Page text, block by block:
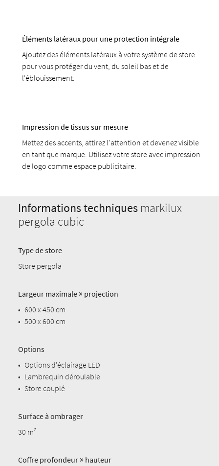
Éléments latéraux pour une protection intégrale
Ajoutez des éléments latéraux à votre système de store
pour vous protéger du vent, du soleil bas et de
l'éblouissement.
Impression de tissus sur mesure
Mettez des accents, attirez l'attention et devenez visible
en tant que marque. Utilisez votre store avec impression
de logo comme espace publicitaire.
Informations techniques markilux
pergola cubic
Type de store
Store pergola
Largeur maximale × projection
• 600 x 450 cm
• 500 x 600 cm
Options
• Options d'éclairage LED
• Lambrequin déroulable
• Store couplé
Surface à ombrager
30 m²
Coffre profondeur × hauteur